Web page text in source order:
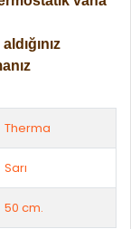
Therma
Sarı
50 cm.